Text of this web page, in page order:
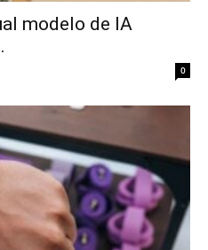
modelo de IA
0